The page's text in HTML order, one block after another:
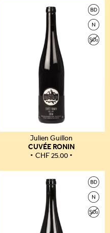
Julien Guillon
CUVÉE RONIN
CHF25.00